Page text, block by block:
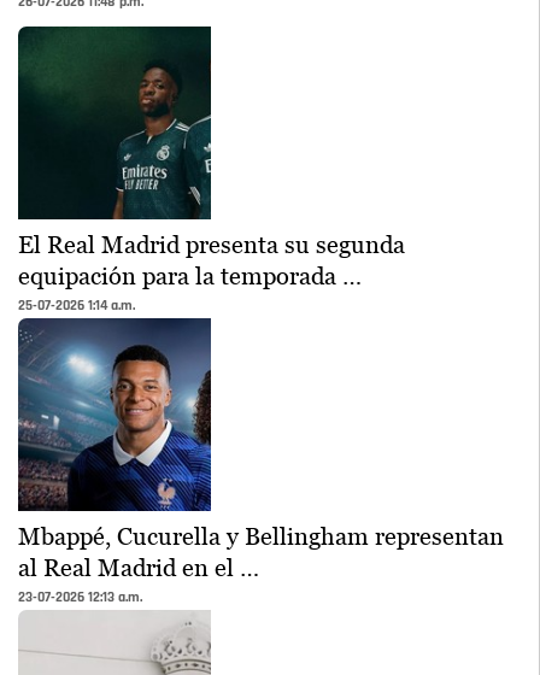
El Real Madrid presenta su segunda
equipación para la temporada …
25-07-2026 1:14 a.m.
Mbappé, Cucurella y Bellingham representan
al Real Madrid en el …
23-07-2026 12:13 a.m.